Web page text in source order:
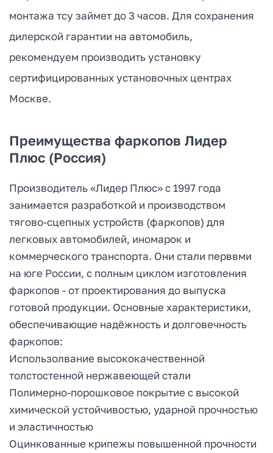
монтажа тсу займет до 3 часов. Для сохранения
дилерской гарантии на автомобиль,
рекомендуем производить установку
сертифицированных установочных центрах
Москве.
Преимущества фаркопов Лидер
Плюс (Россия)
Производитель «Лидер Плюс» с 1997 года
занимается разработкой и производством
тягово-сцепных устройств (фаркопов) для
легковых автомобилей, иномарок и
коммерческого транспорта. Они стали перввми
на юге России, с полным циклом изготовления
фаркопов - от проектирования до выпуска
готовой продукции. Основные характеристики,
обеспечивающие надёжность и долговечность
фаркопов:
Использолвание высококачественной
толстостенной нержавеющей стали
Полимерно-порошковое покрытие с высокой
химической устойчивостью, ударной прочностью
и эластичностью
Оцинкованные крипежы повышенной прочности